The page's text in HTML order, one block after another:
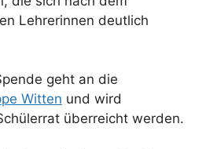
Lehrerinnen deutlich
geht an die
Witten und wird
überreicht werden.